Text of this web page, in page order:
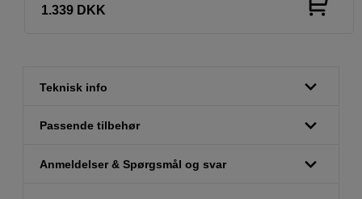
1.339 DKK
Teknisk info
Passende tilbehør
Anmeldelser & Spørgsmål og svar